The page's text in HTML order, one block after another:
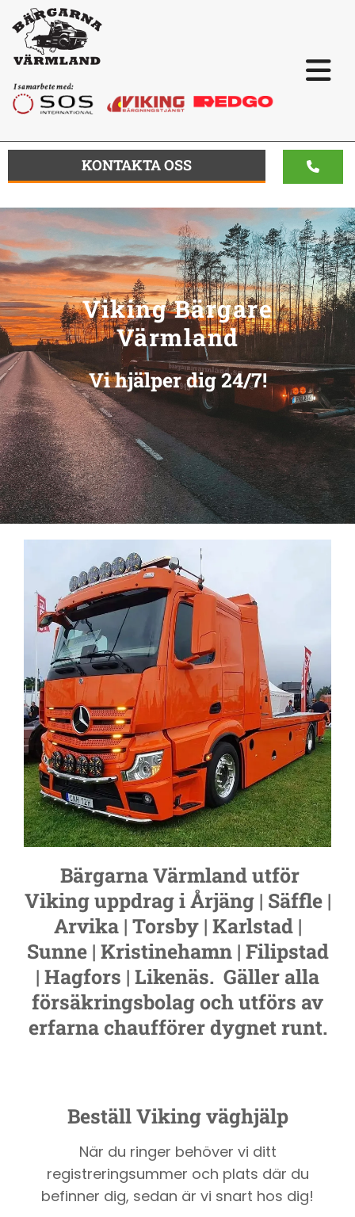
KONTAKTA OSS
Viking Bärgare
Värmland
Vi hjälper dig 24/7!
Bärgarna Värmland utför
Viking uppdrag i Årjäng | Säffle |
Arvika | Torsby | Karlstad |
Sunne | Kristinehamn | Filipstad
| Hagfors | Likenäs. Gäller alla
försäkringsbolag och utförs av
erfarna chaufförer dygnet runt.
Beställ Viking väghjälp
När du ringer behöver vi ditt
registreringsummer och plats där du
befinner dig, sedan är vi snart hos dig!